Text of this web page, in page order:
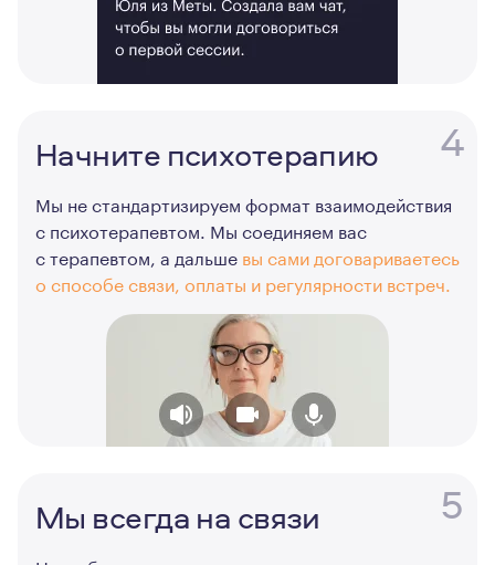
4
Начните психотерапию
Мы не стандартизируем формат взаимодействия
с психотерапевтом. Мы соединяем вас
с терапевтом, а дальше вы сами договариваетесь
о способе связи, оплаты и регулярности встреч.
5
Мы всегда на связи